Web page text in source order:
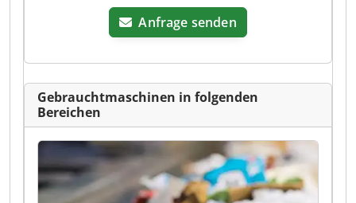
Anfrage senden
Gebrauchtmaschinen in folgenden
Bereichen